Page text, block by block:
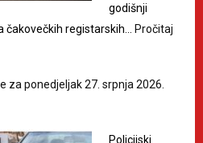
godišnji
registarskih…
Pročitaj
za ponedjeljak 27. srpnja 2026.
Policijski